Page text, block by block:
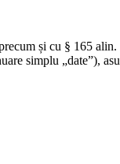
și cu § 165
simplu „date”),